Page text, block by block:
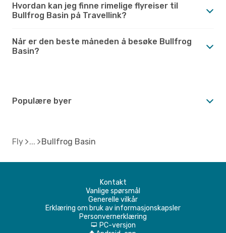
Hvordan kan jeg finne rimelige flyreiser til
Bullfrog Basin på Travellink?
Når er den beste måneden å besøke Bullfrog
Basin?
Populære byer
Fly Bullfrog Basin
Kontakt
Vanlige spørsmål
Generelle vilkår
Erklæring om bruk av informasjonskapsler
Personvernerklæring
d PC-versjon